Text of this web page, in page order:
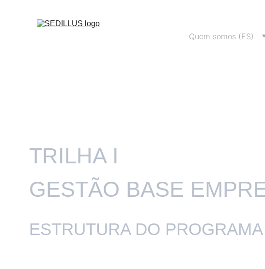
Quem somos (ES)
TRILHA I
GESTÃO BASE
ESTRUTURA DO PROGRAMA